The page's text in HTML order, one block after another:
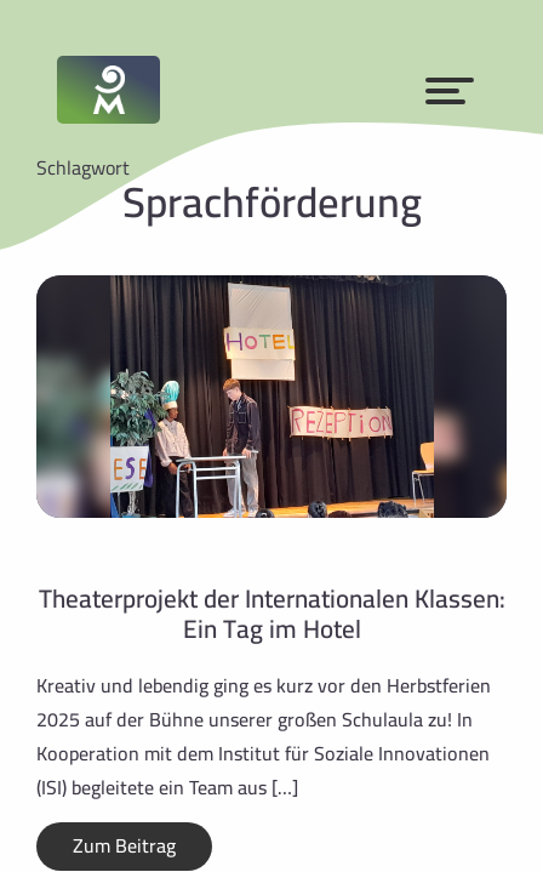
SchlagwortSprachförderung
Theaterprojekt der Internationalen Klassen:
Ein Tag im Hotel
Kreativ und lebendig ging es kurz vor den Herbstferien
2025 auf der Bühne unserer großen Schulaula zu! In
Kooperation mit dem Institut für Soziale Innovationen
(ISI) begleitete ein Team aus […]
Zum Beitrag